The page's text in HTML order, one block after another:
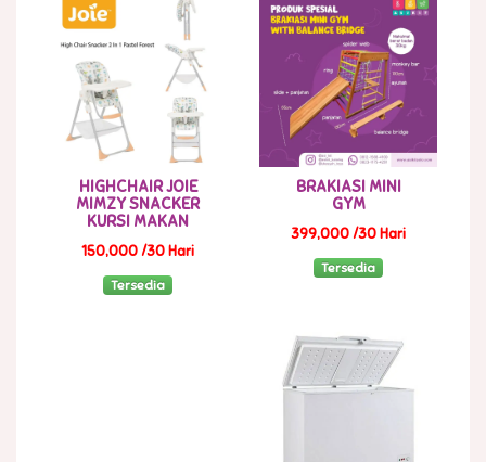
HIGHCHAIR JOIE
MIMZY SNACKER
KURSI MAKAN
150,000 /30 Hari
Tersedia
BRAKIASI MINI
GYM
399,000 /30 Hari
Tersedia